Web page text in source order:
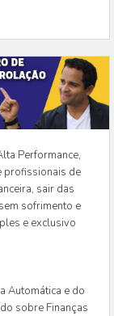
Performance,
profissionais de
sair das
sofrimento e
e exclusivo
Automática e do
sobre Finanças